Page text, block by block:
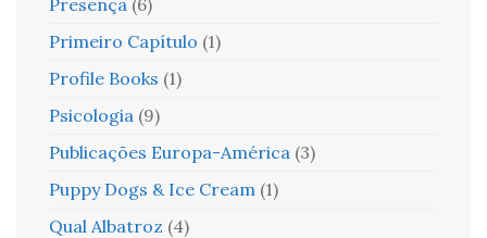
Presença (6)
Primeiro Capítulo (1)
Profile Books (1)
Psicologia (9)
Publicações Europa-América (3)
Puppy Dogs & Ice Cream (1)
Qual Albatroz (4)